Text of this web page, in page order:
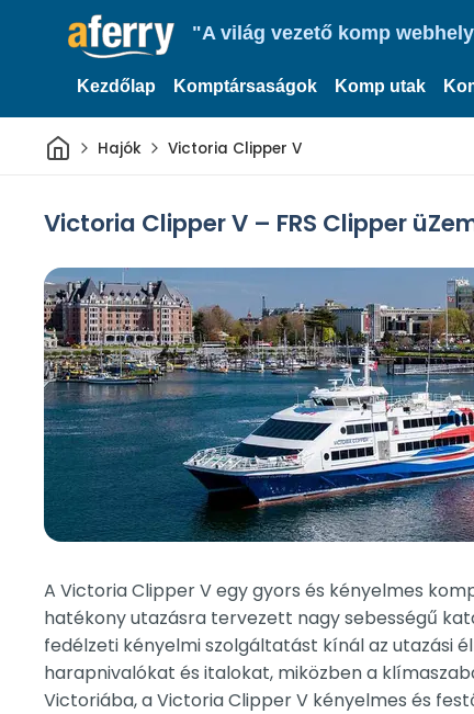
"A világ vezető komp
Kezdőlap Komptársaságok Komp utak
Otthon
Hajók Victoria Clipper V
Victoria Clipper V – FRS Clipper
A Victoria Clipper V egy gyors és kényelmes
hatékony utazásra tervezett nagy sebességű
fedélzeti kényelmi szolgáltatást kínál az utazási
harapnivalókat és italokat, miközben a
Victoriába, a Victoria Clipper V kényelmes és